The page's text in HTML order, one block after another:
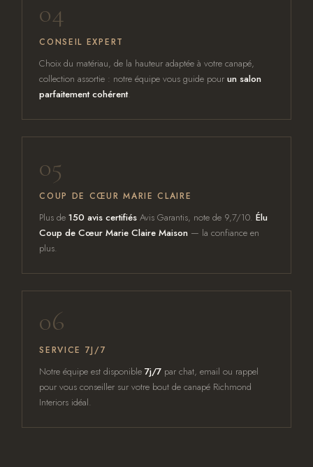
04
CONSEIL EXPERT
Choix du matériau, de la hauteur adaptée à votre canapé,
collection assortie : notre équipe vous guide pourun salon
parfaitement cohérent.
05
COUP DE CŒUR MARIE CLAIRE
Plus de150 avis certifiés Avis Garantis, note de 9,7/10.Élu
Coup de Cœur Marie Claire Maison — la confiance en
plus.
06
SERVICE 7J/7
Notre équipe est disponible7j/7 par chat, email ou rappel
pour vous conseiller sur votre bout de canapé Richmond
Interiors idéal.